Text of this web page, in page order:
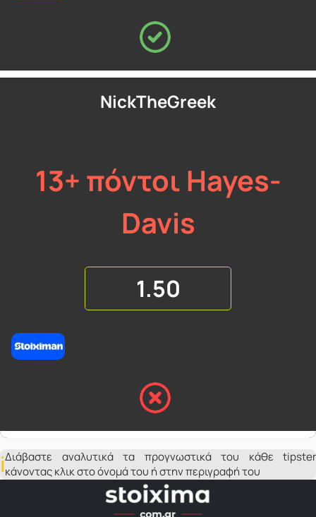
NickTheGreek
13+ πόντοι Hayes-
Davis
1.50
Διάβαστε αναλυτικά τα προγνωστικά του κάθε tipster
κάνοντας κλικ στο όνομά του ή στην περιγραφή του